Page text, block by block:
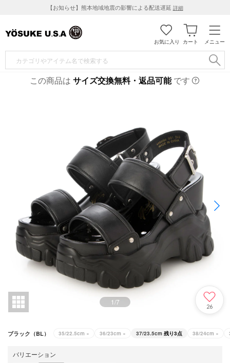
【お知らせ】熊本地域地震の影響による配送遅延 詳細
メニュー
カート
お気に入り
この商品は サイズ交換無料・返品可能です
1/7
26
ブラック（BL） 35/22.5cm × 36/23cm × 37/23.5cm 残り3点 38/24cm ×
バリエーション